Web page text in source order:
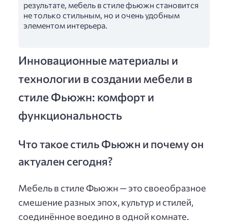
результате, мебель в стиле фьюжн становится
не только стильным, но и очень удобным
элементом интерьера.
Инновационные материалы и
технологии в создании мебели в
стиле Фьюжн: комфорт и
функциональность
Что такое стиль Фьюжн и почему он
актуален сегодня?
Мебель в стиле Фьюжн — это своеобразное
смешение разных эпох, культур и стилей,
соединённое воедино в одной комнате.